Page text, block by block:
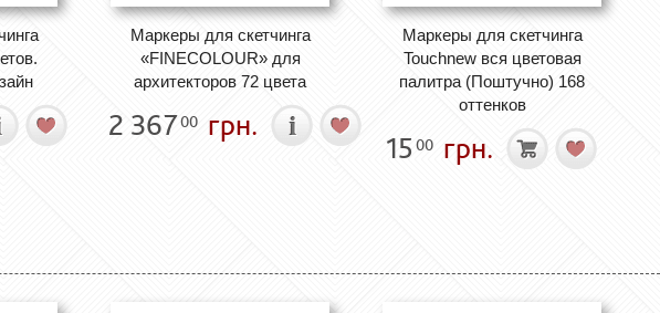
Маркеры для скетчинга
«FINECOLOUR» для
архитекторов 72 цвета
2 36700 грн.
Маркеры для скетчинга
Touchnew вся цветовая
палитра (Поштучно) 168
оттенков
15 00 грн.